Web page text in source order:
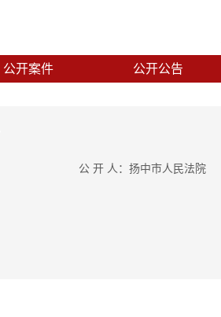
公开案件 公开公告
公 开 人：扬中市人民法院